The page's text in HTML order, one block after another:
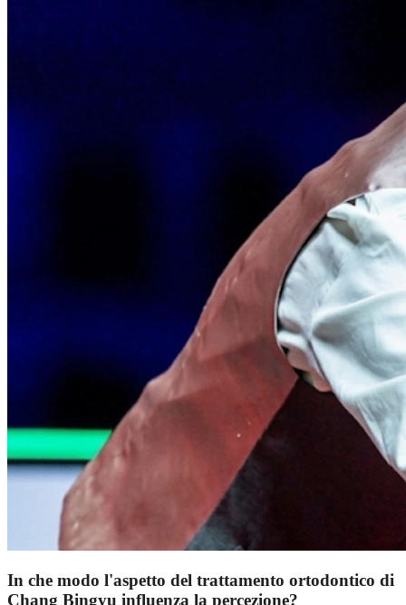
In che modo l'aspetto del trattamento ortodontico di
Chang Bingyu influenza la percezione?